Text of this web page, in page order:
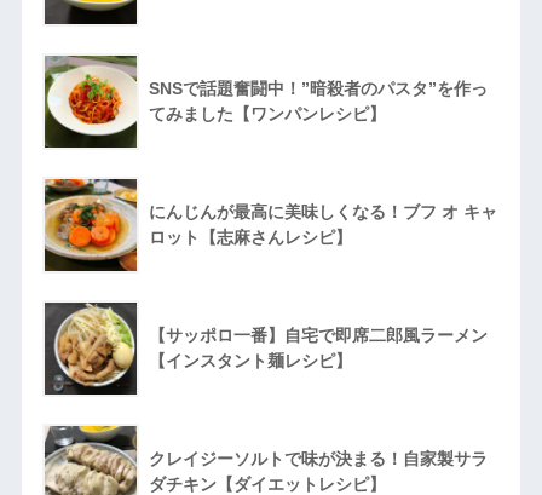
SNSで話題奮闘中！”暗殺者のパスタ”を作っ
てみました【ワンパンレシピ】
にんじんが最高に美味しくなる！ブフ オ キャ
ロット【志麻さんレシピ】
【サッポロ一番】自宅で即席二郎風ラーメン
【インスタント麺レシピ】
クレイジーソルトで味が決まる！自家製サラ
ダチキン【ダイエットレシピ】